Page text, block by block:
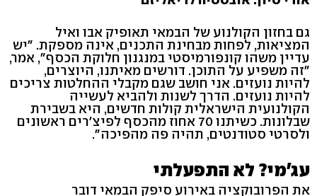
גם בחזון הקולנוע של הבמאי תאופיק אבו ואיל
המציאות, לפחות מבחינת התכנים, אינה מספקת. "יש
עדיין משהו קונפורמיסטי במנגנון חלוקת הכסף", אמר,
"זה משפיע על התוכן. דורשים מאיתנו, היוצרים,
להיות נועזים. אני חושב שגם מקבלי ההחלטות צריכים
להיות נועזים. הדרך לשנות ולהביא לעשייה
הקולנועית הישראלית קולות חדשים, היא בשבירת
שבלונות. כשיתנו 70 אחוז מהכסף לפיצ'רים ראשונים
ולסרטי סטודנטים, תהיה פה מהפיכה".
עג'מי? לא התפעלתי
את הפרובוקציה באירוע סיפק הבמאי דובר